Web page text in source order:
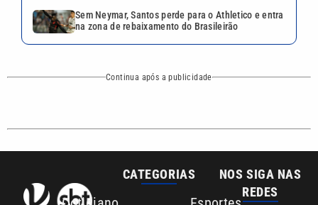
VTV é afiliada do
SBT na Região
Mundo Polícia
Anuncie agora com a emissora VTV SBT